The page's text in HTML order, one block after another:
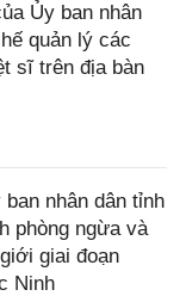
Ủy ban nhân
quản lý các
sĩ trên địa bàn
nhân dân tỉnh
phòng ngừa và
giai đoạn
Ninh